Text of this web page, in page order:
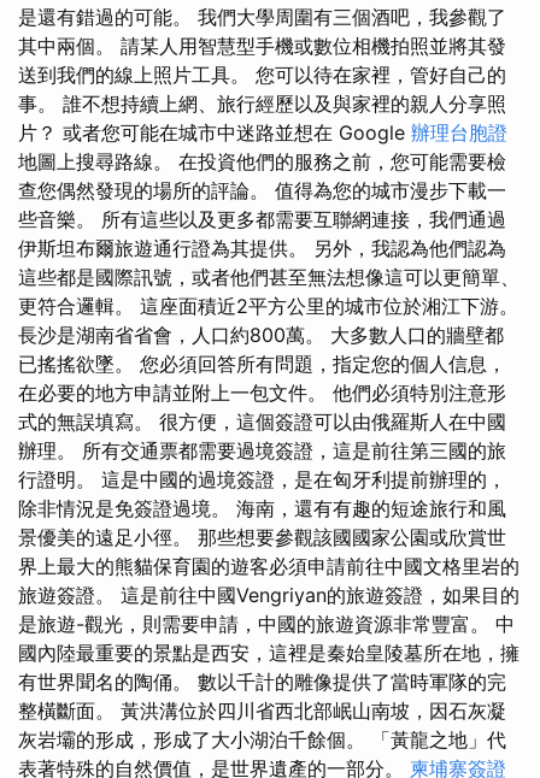
是還有錯過的可能。 我們大學周圍有三個酒吧，我參觀了
其中兩個。 請某人用智慧型手機或數位相機拍照並將其發
送到我們的線上照片工具。 您可以待在家裡，管好自己的
事。 誰不想持續上網、旅行經歷以及與家裡的親人分享照
片？ 或者您可能在城市中迷路並想在 Google 辦理台胞證
地圖上搜尋路線。 在投資他們的服務之前，您可能需要檢
查您偶然發現的場所的評論。 值得為您的城市漫步下載一
些音樂。 所有這些以及更多都需要互聯網連接，我們通過
伊斯坦布爾旅遊通行證為其提供。 另外，我認為他們認為
這些都是國際訊號，或者他們甚至無法想像這可以更簡單、
更符合邏輯。 這座面積近2平方公里的城市位於湘江下游。
長沙是湖南省省會，人口約800萬。 大多數人口的牆壁都
已搖搖欲墜。 您必須回答所有問題，指定您的個人信息，
在必要的地方申請並附上一包文件。 他們必須特別注意形
式的無誤填寫。 很方便，這個簽證可以由俄羅斯人在中國
辦理。 所有交通票都需要過境簽證，這是前往第三國的旅
行證明。 這是中國的過境簽證，是在匈牙利提前辦理的，
除非情況是免簽證過境。 海南，還有有趣的短途旅行和風
景優美的遠足小徑。 那些想要參觀該國國家公園或欣賞世
界上最大的熊貓保育園的遊客必須申請前往中國文格里岩的
旅遊簽證。 這是前往中國Vengriyan的旅遊簽證，如果目的
是旅遊-觀光，則需要申請，中國的旅遊資源非常豐富。 中
國內陸最重要的景點是西安，這裡是秦始皇陵墓所在地，擁
有世界聞名的陶俑。 數以千計的雕像提供了當時軍隊的完
整橫斷面。 黃洪溝位於四川省西北部岷山南坡，因石灰凝
灰岩壩的形成，形成了大小湖泊千餘個。 「黃龍之地」代
表著特殊的自然價值，是世界遺產的一部分。 柬埔寨簽證